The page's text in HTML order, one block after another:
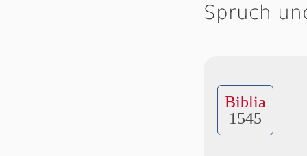
Spruch
Biblia
1545